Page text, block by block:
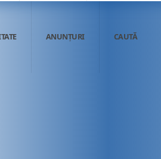
ANUNȚURI CAUTĂ